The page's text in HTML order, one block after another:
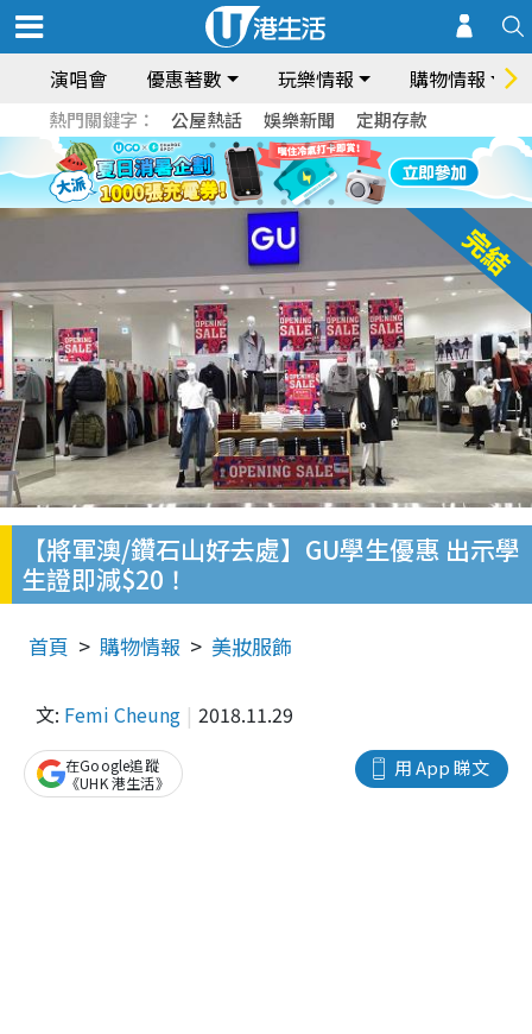
演唱會 優惠著數 玩樂情報 購物情報
熱門關鍵字： 公屋熱話 娛樂新聞 定期存款
【將軍澳/鑽石山好去處】GU學生優惠 出示學
生證即減$20！
首頁 購物情報 美妝服飾
文: Femi Cheung 2018.11.29
用 App 睇文
在Google追蹤
《UHK 港生活》